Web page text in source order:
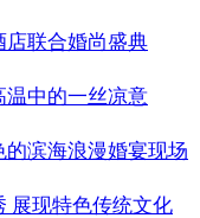
店联合婚尚盛典
温中的一丝凉意
滨海浪漫婚宴现场
展现特色传统文化